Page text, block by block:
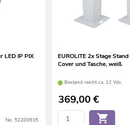
LED IP PIX
No. 52200935
EUROLITE 2x Stage
Cover und Tasche, weiß
Bestand reicht ca. 12 Wo.
369,00€